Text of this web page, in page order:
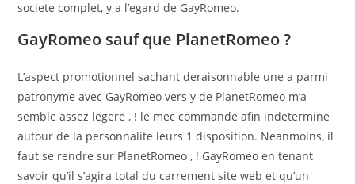
societe complet, y a l’egard de GayRomeo.
GayRomeo sauf que PlanetRomeo ?
L’aspect promotionnel sachant deraisonnable une a parmi
patronyme avec GayRomeo vers y de PlanetRomeo m’a
semble assez legere , ! le mec commande afin indetermine
autour de la personnalite leurs 1 disposition. Neanmoins, il
faut se rendre sur PlanetRomeo , ! GayRomeo en tenant
savoir qu’il s’agira total du carrement site web et qu’un